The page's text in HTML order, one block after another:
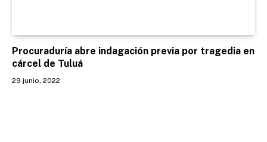
Procuraduría abre indagación previa por tragedia en
cárcel de Tuluá
29 junio, 2022